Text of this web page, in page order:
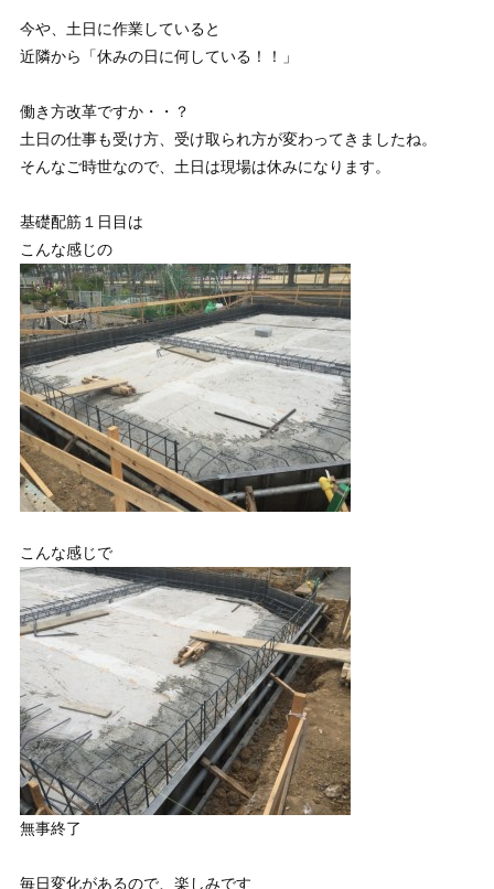
今や、土日に作業していると
近隣から「休みの日に何している！！」
働き方改革ですか・・？
土日の仕事も受け方、受け取られ方が変わってきましたね。
そんなご時世なので、土日は現場は休みになります。
基礎配筋１日目は
こんな感じの
こんな感じで
無事終了
毎日変化があるので、楽しみです